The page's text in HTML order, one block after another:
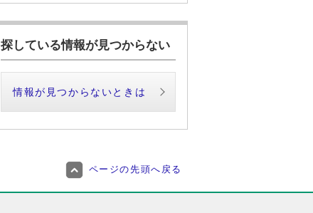
探している情報が見つからない
情報が見つからないときは
ページの先頭へ戻る